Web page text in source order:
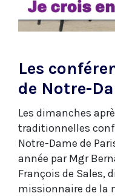
Les
de Notre-
Les dimanches
traditionnelles
Notre-Dame de
année par Mgr
François de Sales,
missionnaire de la